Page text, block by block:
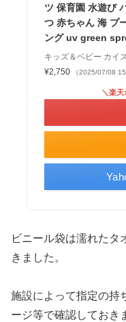
ツ 保育園 水遊び
つ 赤ちゃん 海 プ
ング uv green
キッズ＆ベビー カイ
¥2,750
（2025/07/08
＼楽天
ビニール袋は濡れたタ
きました。
施設によって指定の持
ージ等で確認しておき